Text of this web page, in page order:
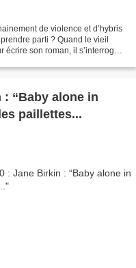
de violence et d’hybris
parti ? Quand le vieil
son roman, il s’interroge
: “Baby alone in
paillettes...